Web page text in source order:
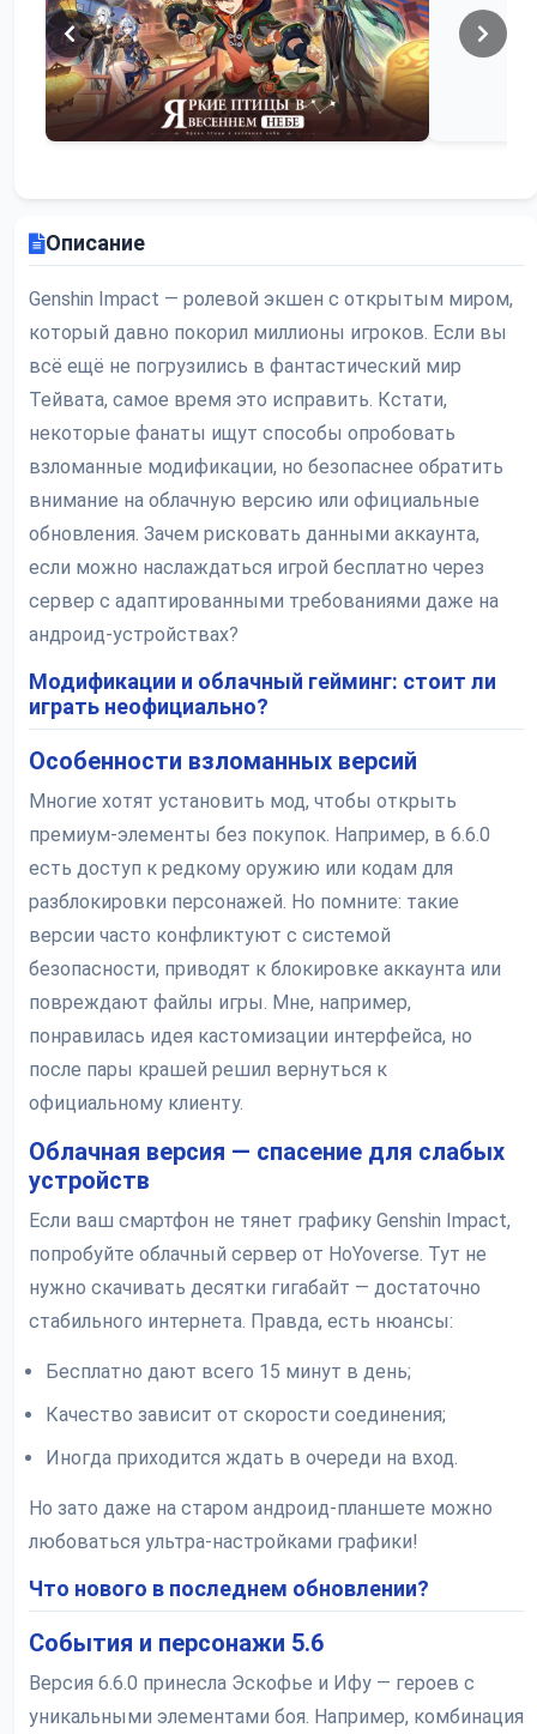
Описание
Genshin Impact — ролевой экшен с открытым миром,
который давно покорил миллионы игроков. Если вы
всё ещё не погрузились в фантастический мир
Тейвата, самое время это исправить. Кстати,
некоторые фанаты ищут способы опробовать
взломанные модификации, но безопаснее обратить
внимание на облачную версию или официальные
обновления. Зачем рисковать данными аккаунта,
если можно наслаждаться игрой бесплатно через
сервер с адаптированными требованиями даже на
андроид-устройствах?
Модификации и облачный гейминг: стоит ли
играть неофициально?
Особенности взломанных версий
Многие хотят установить мод, чтобы открыть
премиум-элементы без покупок. Например, в 6.6.0
есть доступ к редкому оружию или кодам для
разблокировки персонажей. Но помните: такие
версии часто конфликтуют с системой
безопасности, приводят к блокировке аккаунта или
повреждают файлы игры. Мне, например,
понравилась идея кастомизации интерфейса, но
после пары крашей решил вернуться к
официальному клиенту.
Облачная версия — спасение для слабых
устройств
Если ваш смартфон не тянет графику Genshin Impact,
попробуйте облачный сервер от HoYoverse. Тут не
нужно скачивать десятки гигабайт — достаточно
стабильного интернета. Правда, есть нюансы:
Бесплатно дают всего 15 минут в день;
Качество зависит от скорости соединения;
Иногда приходится ждать в очереди на вход.
Но зато даже на старом андроид-планшете можно
любоваться ультра-настройками графики!
Что нового в последнем обновлении?
События и персонажи 5.6
Версия 6.6.0 принесла Эскофье и Ифу — героев с
уникальными элементами боя. Например, комбинация